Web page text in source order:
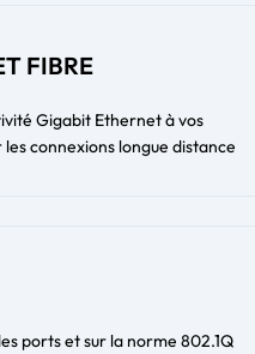
FIBRE
Gigabit Ethernet à vos
connexions longue distance
ports et sur la norme 802.1Q